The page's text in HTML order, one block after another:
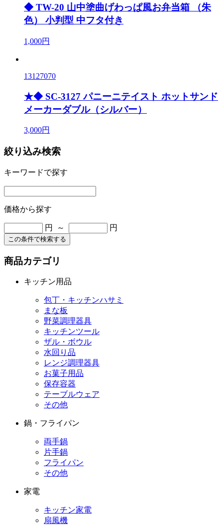
◆ TW-20 山中塗曲げわっぱ風お弁当箱 （朱
色） 小判型 中フタ付き
1,000円
13127070
★◆ SC-3127 パニーニテイスト ホットサンド
メーカーダブル（シルバー）
3,000円
絞り込み検索
キーワードで探す
価格から探す
円 ～ 円
この条件で検索する
商品カテゴリ
キッチン用品
包丁・キッチンハサミ
まな板
野菜調理器具
キッチンツール
ザル・ボウル
水回り品
レンジ調理器具
お菓子用品
保存容器
テーブルウェア
その他
鍋・フライパン
両手鍋
片手鍋
フライパン
その他
家電
キッチン家電
扇風機